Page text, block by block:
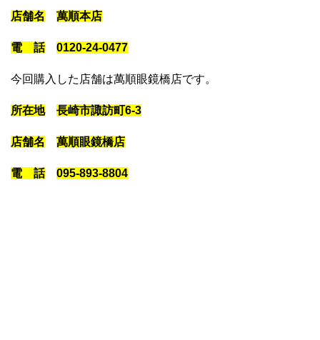
店舗名 萬順本店
電 話 0120-24-0477
今回購入した店舗は萬順眼鏡橋店です。
所在地 長崎市諏訪町6-3
店舗名 萬順眼鏡橋店
電 話 095-893-8804